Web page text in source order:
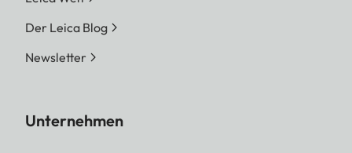
Der Leica Blog
Newsletter
Unternehmen